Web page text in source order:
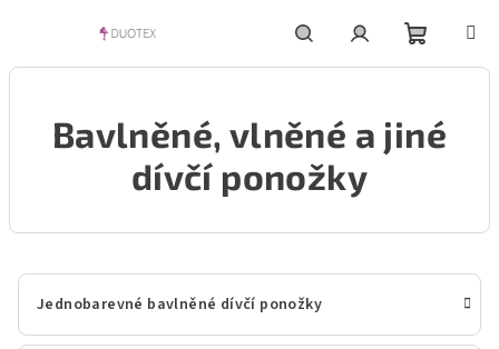
HledatPřihlášeníNákupní
košík
Bavlněné, vlněné a jiné
dívčí ponožky
Jednobarevné bavlněné dívčí ponožky